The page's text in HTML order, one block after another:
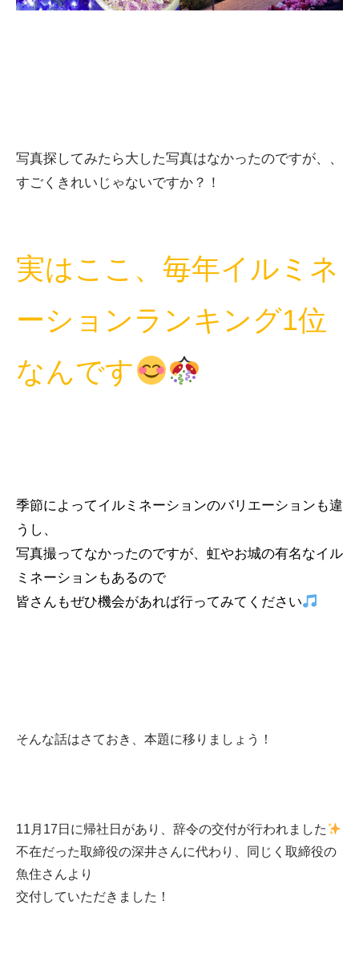
写真探してみたら大した写真はなかったのですが、、
すごくきれいじゃないですか？！
実はここ、毎年イルミネ
ーションランキング1位
なんです
季節によってイルミネーションのバリエーションも違
うし、
写真撮ってなかったのですが、虹やお城の有名なイル
ミネーションもあるので
皆さんもぜひ機会があれば行ってみてください
そんな話はさておき、本題に移りましょう！
11月17日に帰社日があり、辞令の交付が行われました
不在だった取締役の深井さんに代わり、同じく取締役の
魚住さんより
交付していただきました！